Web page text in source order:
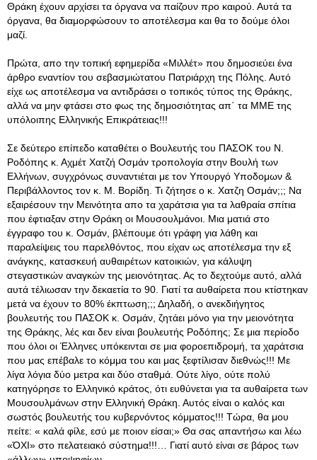
Θράκη έχουν αρχίσει τα όργανα να παίζουν προ καιρού. Αυτά τα
όργανα, θα διαμορφώσουν το αποτέλεσμα και θα το δούμε όλοι
μαζί.
Πρώτα, απο την τοπική εφημερίδα «Μιλλέτ» που δημοσιεύει ένα
άρθρο εναντίον του σεβασμιώτατου Πατριάρχη της Πόλης. Αυτό
είχε ως αποτέλεσμα να αντιδράσει ο τοπικός τύπος της Θράκης,
αλλά να μην φτάσει στο φως της δημοσιότητας απ΄ τα ΜΜΕ της
υπόλοιπης Ελληνικής Επικράτειας!!!
Σε δεύτερο επίπεδο καταθέτει ο Βουλευτής του ΠΑΣΟΚ του Ν.
Ροδόπης κ. Αχμέτ Χατζή Οσμάν τροπολογία στην Βουλή των
Ελλήνων, συγχρόνως συναντιέται με τον Υπουργό Υποδομων &
Περιβάλλοντος τον κ. Μ. Βορίδη. Τι ζήτησε ο κ. Χατζη Οσμάν;;; Να
εξαιρέσουν την Μεινότητα απο τα χαράτσια για τα λαθραία σπίτια
που έφτιαξαν στην Θράκη οι Μουσουλμάνοι. Μια ματιά στο
έγγραφο του κ. Οσμάν, βλέπουμε ότι γράφη για λάθη και
παραλείψεις του παρελθόντος, που είχαν ως αποτέλεσμα την εξ
ανάγκης, κατασκευή αυθαιρέτων κατοικιών, για κάλυψη
στεγαστικών αναγκών της μειονότητας. Ας το δεχτούμε αυτό, αλλά
αυτά τέλιωσαν την δεκαετία το 90. Γιατί τα αυθαίρετα που κτίστηκαν
μετά να έχουν το 80% έκπτωση;;; Δηλαδή, ο ανεκδιήγητος
βουλευτής του ΠΑΣΟΚ κ. Οσμάν, ζητάει μόνο για την μειονότητα
της Θράκης, λές και δεν είναι βουλευτής Ροδόπης; Σε μια περίοδο
που όλοι οι Έλληνες υπόκεινται σε μια φοροεπιδρομή, τα χαράτσια
που μας επέβαλε το κόμμα του και μας ξεφτίλισαν διεθνώς!!! Με
λίγα λόγια δύο μετρα και δύο σταθμά. Ούτε λίγο, ούτε πολύ
κατηγόρησε το Ελληνικό κράτος, ότι ευθύνεται για τα αυθαίρετα των
Μουσουλμάνων στην Ελληνική Θράκη. Αυτός είναι ο καλός και
σωστός βουλευτής του κυβερνόντος κόμματος!!! Τώρα, θα μου
πείτε: « καλά φίλε, εσύ με ποιον είσαι;» Θα σας απαντήσω και λέω
«ΌΧΙ» στο πελατειακό σύστημα!!!… Γιατί αυτό είναι σε βάρος των